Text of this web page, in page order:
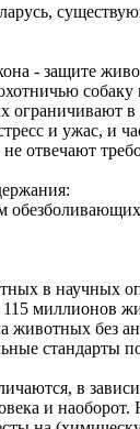
- защите
и ужас, и
отвечают
в научных
миллионов
животных без
стандарты
в
и